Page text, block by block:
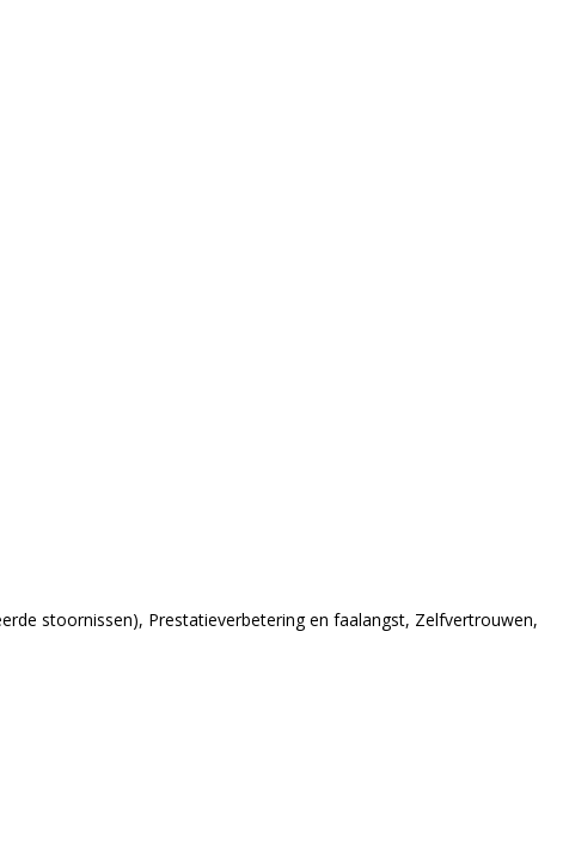
stoornissen), Prestatieverbetering en faalangst, Zelfvertrouwen,